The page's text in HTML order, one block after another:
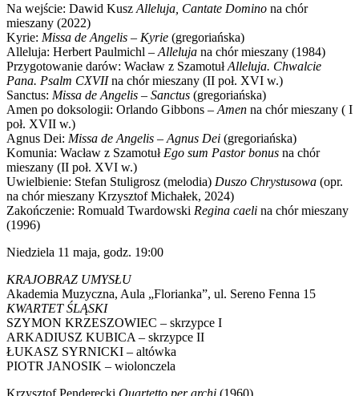
Na wejście: Dawid Kusz Alleluja, Cantate Domino na chór
mieszany (2022)
Kyrie: Missa de Angelis – Kyrie (gregoriańska)
Alleluja: Herbert Paulmichl – Alleluja na chór mieszany (1984)
Przygotowanie darów: Wacław z SzamotułAlleluja. Chwalcie
Pana. Psalm CXVIIna chór mieszany (II poł. XVI w.)
Sanctus: Missa de Angelis – Sanctus (gregoriańska)
Amen po doksologii: Orlando Gibbons – Amen na chór mieszany ( I
poł. XVII w.)
Agnus Dei: Missa de Angelis – Agnus Dei (gregoriańska)
Komunia: Wacław z Szamotuł Ego sum Pastor bonus na chór
mieszany (II poł. XVI w.)
Uwielbienie: Stefan Stuligrosz (melodia) Duszo Chrystusowa (opr.
na chór mieszany Krzysztof Michałek, 2024)
Zakończenie: Romuald Twardowski Regina caeli na chór mieszany
(1996)
Niedziela 11 maja, godz. 19:00
KRAJOBRAZ UMYSŁU
Akademia Muzyczna, Aula „Florianka”, ul. Sereno Fenna 15
KWARTET ŚLĄSKI
SZYMON KRZESZOWIEC – skrzypce I
ARKADIUSZ KUBICA – skrzypce II
ŁUKASZ SYRNICKI – altówka
PIOTR JANOSIK – wiolonczela